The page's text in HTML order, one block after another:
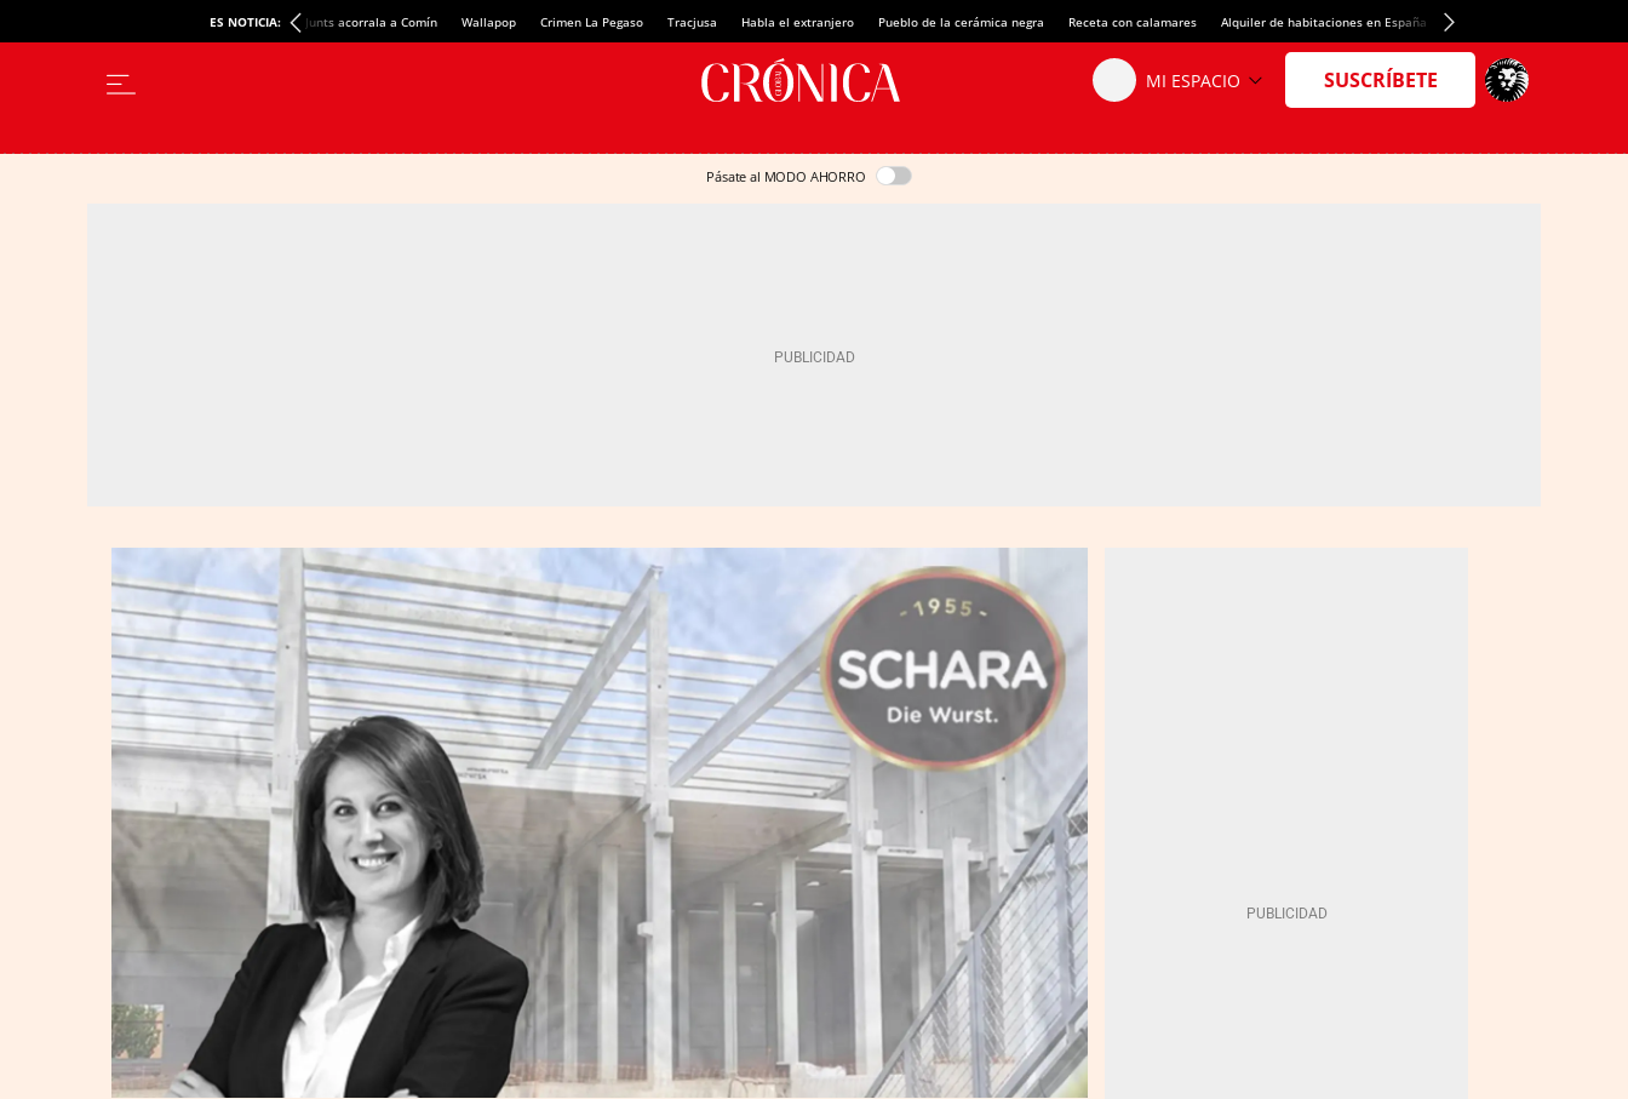
ES NOTICIA: Junts acorrala a Comín Wallapop Crimen La Pegaso Tracjusa Habla el extranjero Pueblo de la cerámica negra Receta con calamares Alquiler de habitaciones en España Crédito del Spotify Camp Nou
Pásate al MODO AHORRO